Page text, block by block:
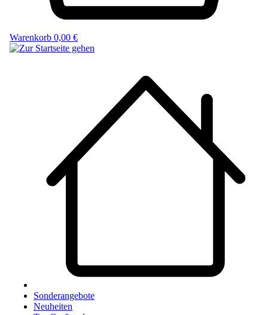
Warenkorb 0,00 €
Sonderangebote
Neuheiten